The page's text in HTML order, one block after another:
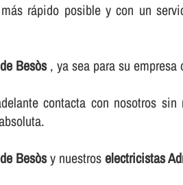
rápido posible y con un
Besòs, ya sea para su empresa
contacta con nosotros
Besòsy nuestroselectricistas